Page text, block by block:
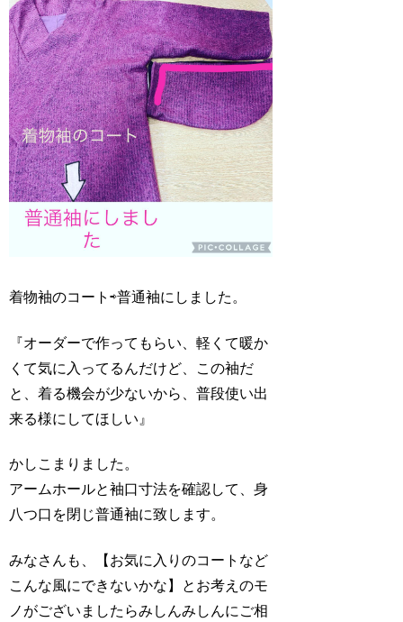
着物袖のコート⇨普通袖にしました。
『オーダーで作ってもらい、軽くて暖か
くて気に入ってるんだけど、この袖だ
と、着る機会が少ないから、普段使い出
来る様にしてほしい』
かしこまりました。
アームホールと袖口寸法を確認して、身
八つ口を閉じ普通袖に致します。
みなさんも、【お気に入りのコートなど
こんな風にできないかな】とお考えのモ
ノがございましたらみしんみしんにご相